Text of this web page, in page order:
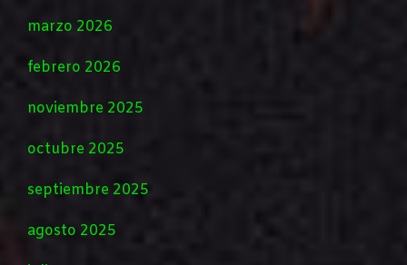
marzo 2026
febrero 2026
noviembre 2025
octubre 2025
septiembre 2025
agosto 2025